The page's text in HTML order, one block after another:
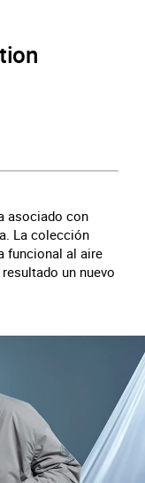
asociado con
La colección
funcional al aire
un nuevo